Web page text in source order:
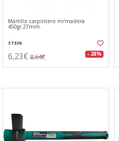
Martillo carpintero m/madera
450gr.27mm.
STEIN
6,23€ 8,64€ - 28%